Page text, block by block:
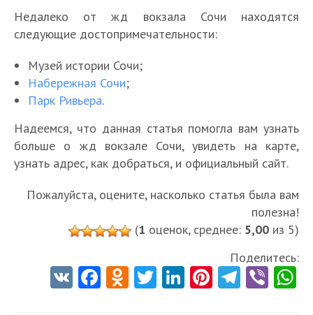
Недалеко от жд вокзала Сочи находятся
следующие достопримечательности:
Музей истории Сочи;
Набережная Сочи;
Парк Ривьера.
Надеемся, что данная статья помогла вам узнать
больше о жд вокзале Сочи, увидеть на карте,
узнать адрес, как добраться, и официальный сайт.
Пожалуйста, оцените, насколько статья была вам
полезна!
(1 оценок, среднее: 5,00 из 5)
Поделитесь:
V Fa O T Li Pi Te Vi